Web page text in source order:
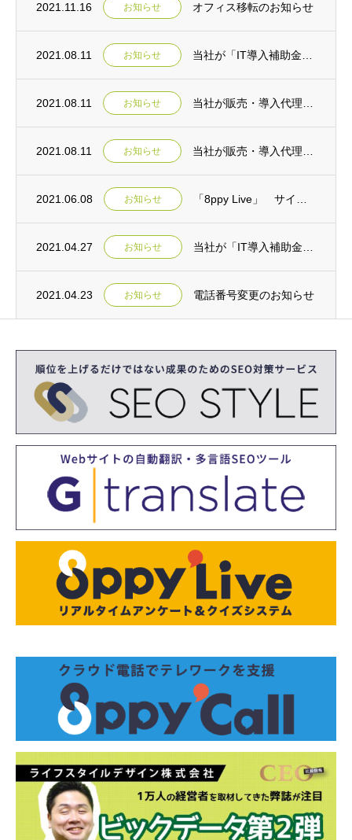
2021.11.16 お知らせ オフィス移転のお知らせ
2021.08.11 お知らせ
2021.08.11 お知らせ
2021.08.11 お知らせ
2021.06.08 お知らせ
2021.04.27 お知らせ
2021.04.23 お知らせ 電話番号変更のお知らせ